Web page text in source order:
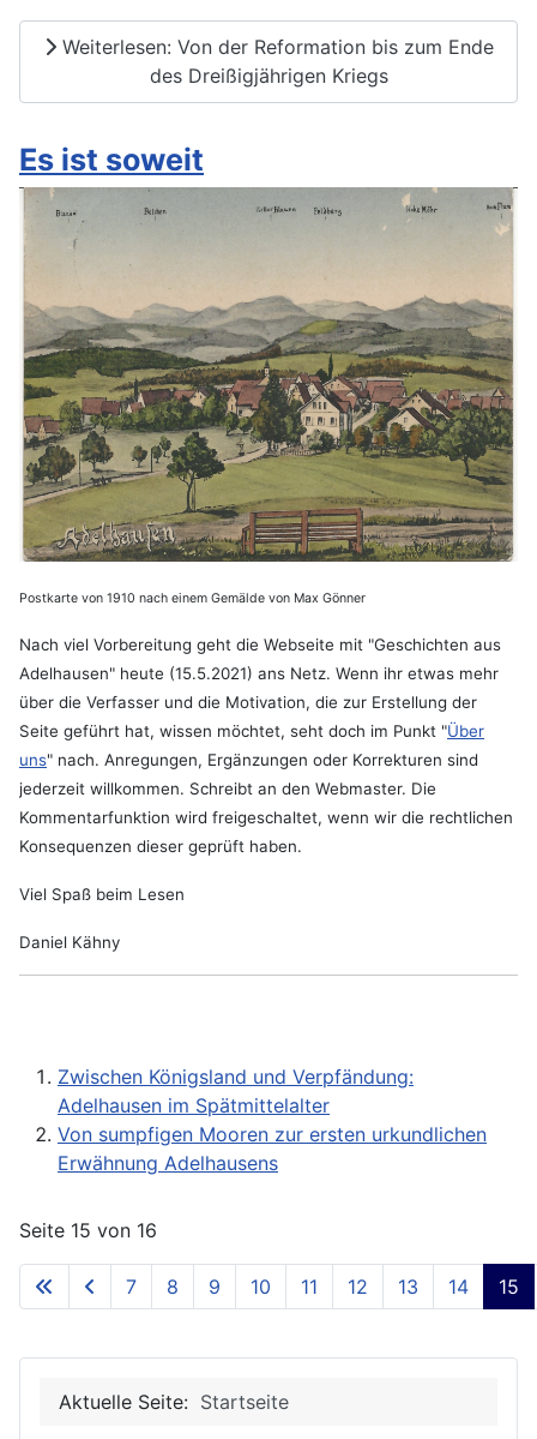
Weiterlesen: Von der Reformation bis zum Ende
des Dreißigjährigen Kriegs
Es ist soweit
Postkarte von 1910 nach einem Gemälde von Max Gönner
Nach viel Vorbereitung geht die Webseite mit "Geschichten aus
Adelhausen" heute (15.5.2021) ans Netz. Wenn ihr etwas mehr
über die Verfasser und die Motivation, die zur Erstellung der
Seite geführt hat, wissen möchtet, seht doch im Punkt "Über
uns" nach. Anregungen, Ergänzungen oder Korrekturen sind
jederzeit willkommen. Schreibt an den Webmaster. Die
Kommentarfunktion wird freigeschaltet, wenn wir die rechtlichen
Konsequenzen dieser geprüft haben.
Viel Spaß beim Lesen
Daniel Kähny
Zwischen Königsland und Verpfändung:
Adelhausen im Spätmittelalter
Von sumpfigen Mooren zur ersten urkundlichen
Erwähnung Adelhausens
Seite 15 von 16
7 8 9 10 11 12 13 14 15
Aktuelle Seite: Startseite